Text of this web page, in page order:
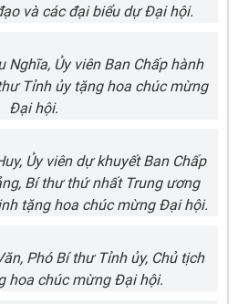
và các đại biểu dự Đại hội.
Nghĩa, Ủy viên Ban Chấp hành
Tỉnh ủy tặng hoa chúc mừng
Đại hội.
Ủy viên dự khuyết Ban Chấp
Bí thư thứ nhất Trung ương
tặng hoa chúc mừng Đại hội.
Phó Bí thư Tỉnh ủy, Chủ tịch
hoa chúc mừng Đại hội.